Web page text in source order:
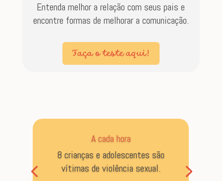
Entenda melhor a relação com seus pais e
encontre formas de melhorar a comunicação.
Faça o teste aqui!
A cada hora
8 crianças e adolescentes são
vítimas de violência sexual.